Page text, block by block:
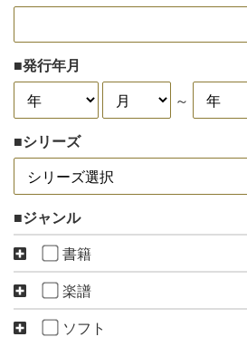
発行年月
～
シリーズ
ジャンル
書籍
楽譜
ソフト